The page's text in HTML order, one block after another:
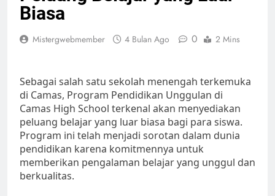
Biasa
Mistergwebmember 4 Bulan Ago 0 2 Mins
Sebagai salah satu sekolah menengah terkemuka
di Camas, Program Pendidikan Unggulan di
Camas High School terkenal akan menyediakan
peluang belajar yang luar biasa bagi para siswa.
Program ini telah menjadi sorotan dalam dunia
pendidikan karena komitmennya untuk
memberikan pengalaman belajar yang unggul dan
berkualitas.